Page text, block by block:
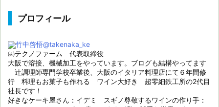
プロフィール
竹中啓悟@takenaka_ke
㈱テクノファーム 代表取締役
大阪で溶接、機械加工をやっています。ブログも結構やってます
辻調理師専門学校卒業後、大阪のイタリア料理店にて６年間修
行 料理もお菓子も作れる ワイン大好き 超零細鉄工所の2代目
社長です！
好きなケーキ屋さん：イデミ スギノ尊敬するワインの作り手：